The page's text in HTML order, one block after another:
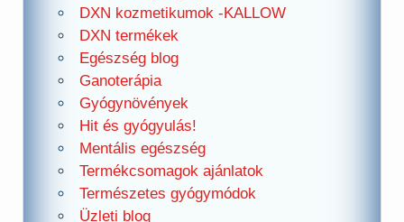
DXN kozmetikumok -KALLOW
DXN termékek
Egészség blog
Ganoterápia
Gyógynövények
Hit és gyógyulás!
Mentális egészség
Termékcsomagok ajánlatok
Természetes gyógymódok
Üzleti blog